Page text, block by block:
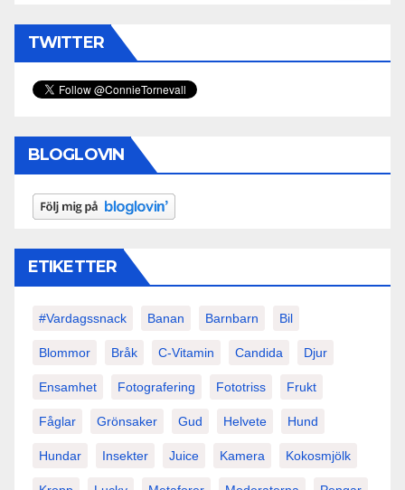
TWITTER
BLOGLOVIN
ETIKETTER
#vardagssnack Banan Barnbarn Bil
Blommor Bråk C-Vitamin Candida Djur
Ensamhet Fotografering Fototriss Frukt
Fåglar Grönsaker Gud Helvete Hund
Hundar Insekter Juice Kamera Kokosmjölk